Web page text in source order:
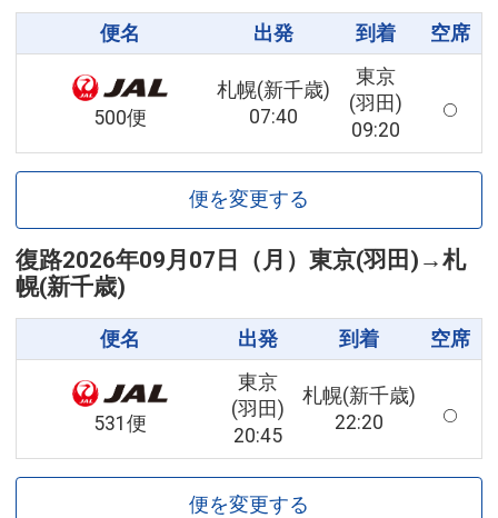
便名 出発 到着 空席
500便
札幌(新千歳)
07:40
東京
(羽田)
09:20
便を変更する
復路2026年09月07日（月） 東京(羽田) →札
幌(新千歳)
便名 出発 到着 空席
531便
東京
(羽田)
20:45
札幌(新千歳)
22:20
便を変更する